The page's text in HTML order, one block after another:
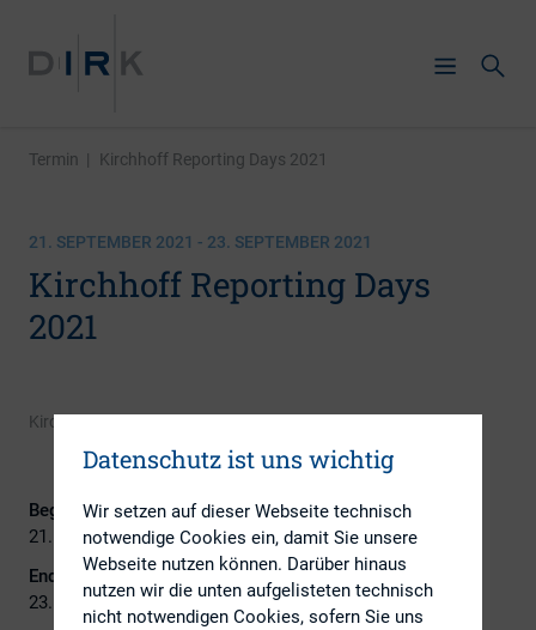
Termin | Kirchhoff Reporting Days 2021
21. SEPTEMBER 2021 - 23. SEPTEMBER 2021
Kirchhoff Reporting Days
2021
Kirchhoff Consult
Beginn:
21. September 2021
Ende:
23. September 2021
Datenschutz ist uns wichtig
Wir setzen auf dieser Webseite technisch
notwendige Cookies ein, damit Sie unsere
Webseite nutzen können. Darüber hinaus
nutzen wir die unten aufgelisteten technisch
nicht notwendigen Cookies, sofern Sie uns